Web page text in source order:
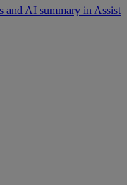
and AI summary in Assist